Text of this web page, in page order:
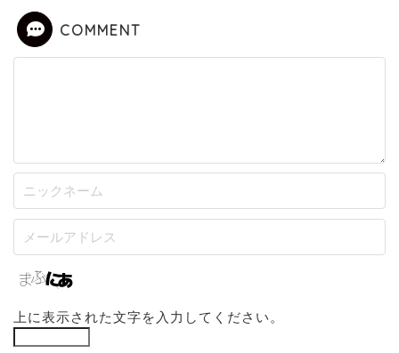
COMMENT
上に表示された文字を入力してください。